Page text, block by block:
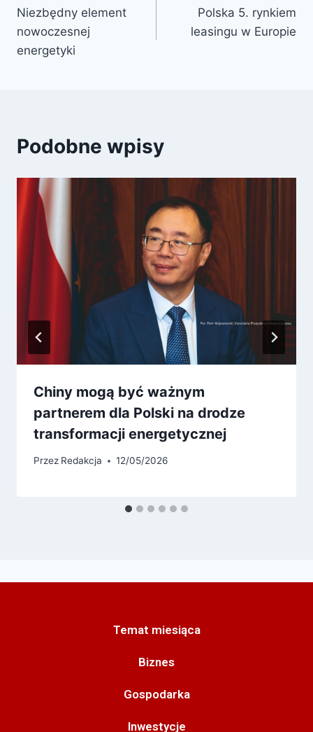
Niezbędny element
nowoczesnej
energetyki
Polska 5. rynkiem
leasingu w Europie
Podobne wpisy
Chiny mogą być ważnym
partnerem dla Polski na drodze
transformacji energetycznej
Przez Redakcja 12/05/2026
Temat miesiąca
Biznes
Gospodarka
Inwestycje